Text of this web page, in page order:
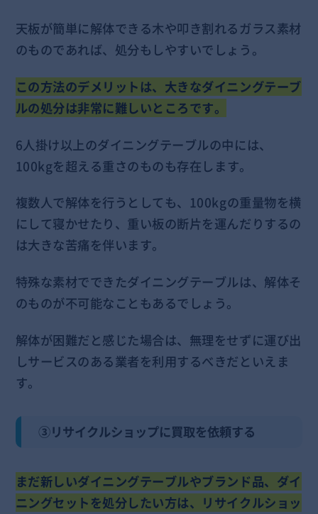
天板が簡単に解体できる木や叩き割れるガラス素材
のものであれば、処分もしやすいでしょう。
この方法のデメリットは、大きなダイニングテーブ
ルの処分は非常に難しいところです。
6人掛け以上のダイニングテーブルの中には、
100kgを超える重さのものも存在します。
複数人で解体を行うとしても、100kgの重量物を横
にして寝かせたり、重い板の断片を運んだりするの
は大きな苦痛を伴います。
特殊な素材でできたダイニングテーブルは、解体そ
のものが不可能なこともあるでしょう。
解体が困難だと感じた場合は、無理をせずに運び出
しサービスのある業者を利用するべきだといえま
す。
③リサイクルショップに買取を依頼する
まだ新しいダイニングテーブルやブランド品、ダイ
ニングセットを処分したい方は、リサイクルショッ